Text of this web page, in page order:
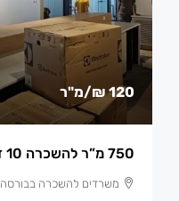
120 ₪ /מ"ר
750 מ”ר להשכרה 10 דקות מתחנת רכבת מרכז
משרדים להשכרה בבורסה